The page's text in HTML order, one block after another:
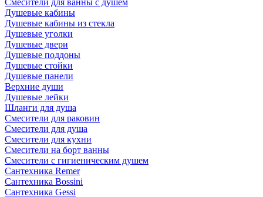
Смесители для ванны с душем
Душевые кабины
Душевые кабины из стекла
Душевые уголки
Душевые двери
Душевые поддоны
Душевые стойки
Душевые панели
Верхние души
Душевые лейки
Шланги для душа
Смесители для раковин
Смесители для душа
Смесители для кухни
Смесители на борт ванны
Смесители с гигиеническим душем
Сантехника Remer
Сантехника Bossini
Сантехника Gessi